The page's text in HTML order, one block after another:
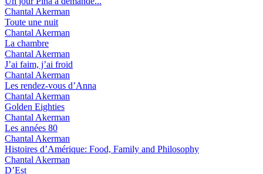
Chantal Akerman
Toute une nuit
Chantal Akerman
La chambre
Chantal Akerman
J’ai faim, j’ai froid
Chantal Akerman
Les rendez-vous d’Anna
Chantal Akerman
Golden Eighties
Chantal Akerman
Les années 80
Chantal Akerman
Histoires d’Amérique: Food, Family and Philosophy
Chantal Akerman
D’Est